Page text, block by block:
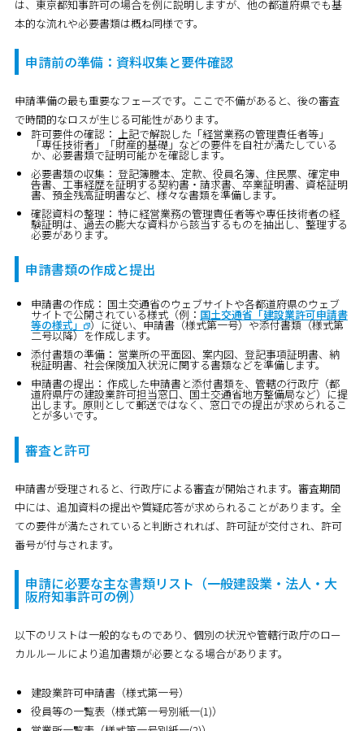
は、東京都知事許可の場合を例に説明しますが、他の都道府県でも基
本的な流れや必要書類は概ね同様です。
申請前の準備：資料収集と要件確認
申請準備の最も重要なフェーズです。ここで不備があると、後の審査
で時間的なロスが生じる可能性があります。
許可要件の確認： 上記で解説した「経営業務の管理責任者等」
「専任技術者」「財産的基礎」などの要件を自社が満たしている
か、必要書類で証明可能かを確認します。
必要書類の収集： 登記簿謄本、定款、役員名簿、住民票、確定申
告書、工事経歴を証明する契約書・請求書、卒業証明書、資格証明
書、預金残高証明書など、様々な書類を準備します。
確認資料の整理： 特に経営業務の管理責任者等や専任技術者の経
験証明は、過去の膨大な資料から該当するものを抽出し、整理する
必要があります。
申請書類の作成と提出
申請書の作成： 国土交通省のウェブサイトや各都道府県のウェブ
サイトで公開されている様式（例： 国土交通省「建設業許可申請書
等の様式」 ）に従い、申請書（様式第一号）や添付書類（様式第
二号以降）を作成します。
添付書類の準備： 営業所の平面図、案内図、登記事項証明書、納
税証明書、社会保険加入状況に関する書類などを準備します。
申請書の提出： 作成した申請書と添付書類を、管轄の行政庁（都
道府県庁の建設業許可担当窓口、国土交通省地方整備局など）に提
出します。原則として郵送ではなく、窓口での提出が求められるこ
とが多いです。
審査と許可
申請書が受理されると、行政庁による審査が開始されます。審査期間
中には、追加資料の提出や質疑応答が求められることがあります。全
ての要件が満たされていると判断されれば、許可証が交付され、許可
番号が付与されます。
申請に必要な主な書類リスト（一般建設業・法人・大
阪府知事許可の例）
以下のリストは一般的なものであり、個別の状況や管轄行政庁のロー
カルルールにより追加書類が必要となる場合があります。
建設業許可申請書（様式第一号）
役員等の一覧表（様式第一号別紙一(1)）